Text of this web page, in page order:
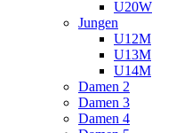
U20W
Jungen
U12M
U13M
U14M
Damen 2
Damen 3
Damen 4